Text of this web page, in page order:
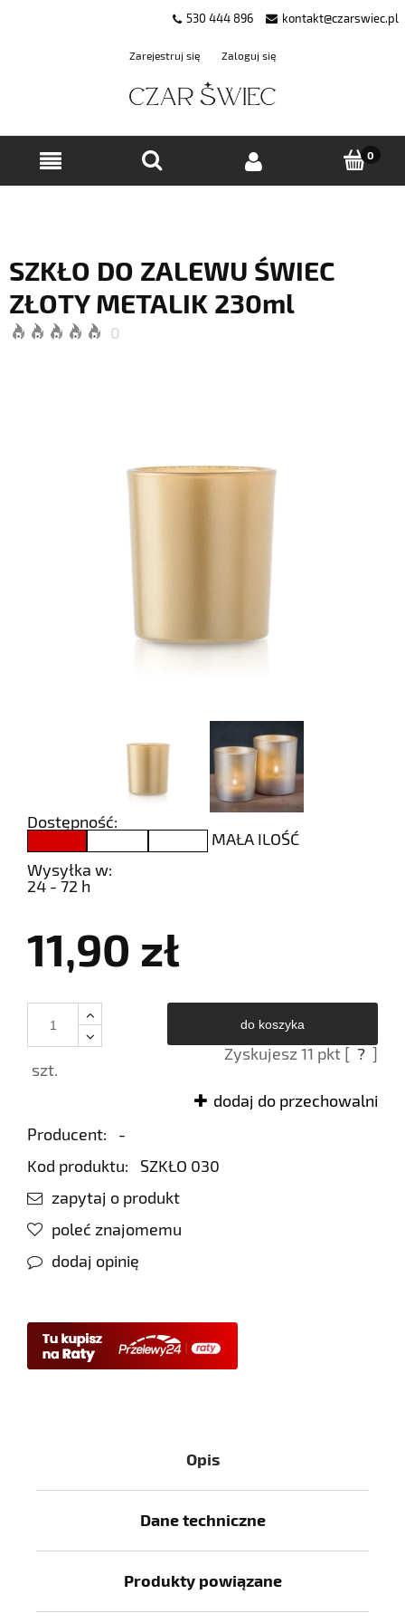
530 444 896 kontakt@czarswiec.pl
Zarejestruj się Zaloguj się
SZKŁO DO ZALEWU ŚWIEC
ZŁOTY METALIK 230ml
0
Dostępność:
MAŁA ILOŚĆ
Wysyłka w:
24 - 72 h
11,90 zł
szt.
do koszyka
Zyskujesz11 pkt [ ? ]
dodaj do przechowalni
Producent:
-
Kod produktu:
SZKŁO 030
zapytaj o produkt
poleć znajomemu
dodaj opinię
Opis
Dane techniczne
Produkty powiązane